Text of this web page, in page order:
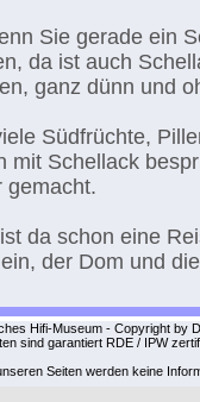
Sie gerade ein
da ist auch
ganz dünn und
Südfrüchte,
mit Schellack
gemacht.
da schon eine
der Dom und
Hifi-Museum - Copyright by
sind garantiert RDE / IPW
Seiten werden keine